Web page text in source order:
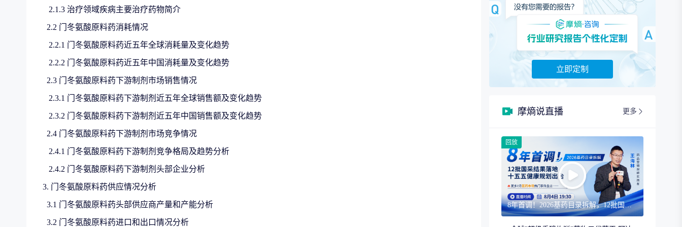
2.1.3 治疗领域疾病主要治疗药物简介
2.2 门冬氨酸原料药消耗情况
2.2.1 门冬氨酸原料药近五年全球消耗量及变化趋势
2.2.2 门冬氨酸原料药近五年中国消耗量及变化趋势
2.3 门冬氨酸原料药下游制剂市场销售情况
2.3.1 门冬氨酸原料药下游制剂近五年全球销售额及变化趋势
2.3.2 门冬氨酸原料药下游制剂近五年中国销售额及变化趋势
2.4 门冬氨酸原料药下游制剂市场竞争情况
2.4.1 门冬氨酸原料药下游制剂竞争格局及趋势分析
2.4.2 门冬氨酸原料药下游制剂头部企业分析
3. 门冬氨酸原料药供应情况分析
3.1 门冬氨酸原料药头部供应商产量和产能分析
3.2 门冬氨酸原料药进口和出口情况分析
立即定制
摩熵说直播 更多
回放
8年首调！2026基药目录拆解，12批国采结果落地，十五五健康规划出台